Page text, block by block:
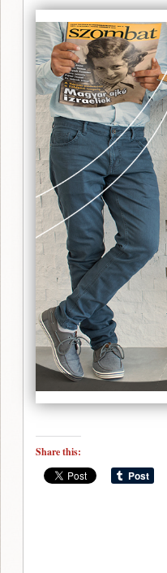
Share this: